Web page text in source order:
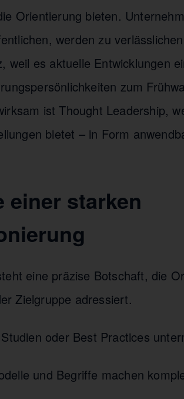
Orientierung bieten.
werden zu
weil es aktuelle Entwicklungen
zum
ist Thought Leadership,
bietet – in Form
einer starken
eine präzise Botschaft, die
Zielgruppe adressiert.
oder Best Practices
und Begriffe machen